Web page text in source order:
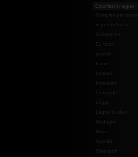
Crocifissi in legno
Completi per messa
in punto Assisi
Dalmatiche
Ex Voto
gemelli
Leggii
Legno di olivo
Medaglie
Mitrie
Natività
Ostensori